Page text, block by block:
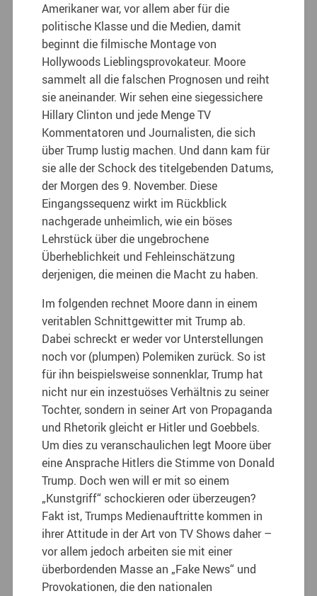
Amerikaner war, vor allem aber für die
politische Klasse und die Medien, damit
beginnt die filmische Montage von
Hollywoods Lieblingsprovokateur. Moore
sammelt all die falschen Prognosen und reiht
sie aneinander. Wir sehen eine siegessichere
Hillary Clinton und jede Menge TV
Kommentatoren und Journalisten, die sich
über Trump lustig machen. Und dann kam für
sie alle der Schock des titelgebenden Datums,
der Morgen des 9. November. Diese
Eingangssequenz wirkt im Rückblick
nachgerade unheimlich, wie ein böses
Lehrstück über die ungebrochene
Überheblichkeit und Fehleinschätzung
derjenigen, die meinen die Macht zu haben.
Im folgenden rechnet Moore dann in einem
veritablen Schnittgewitter mit Trump ab.
Dabei schreckt er weder vor Unterstellungen
noch vor (plumpen) Polemiken zurück. So ist
für ihn beispielsweise sonnenklar, Trump hat
nicht nur ein inzestuöses Verhältnis zu seiner
Tochter, sondern in seiner Art von Propaganda
und Rhetorik gleicht er Hitler und Goebbels.
Um dies zu veranschaulichen legt Moore über
eine Ansprache Hitlers die Stimme von Donald
Trump. Doch wen will er mit so einem
„Kunstgriff“ schockieren oder überzeugen?
Fakt ist, Trumps Medienauftritte kommen in
ihrer Attitude in der Art von TV Shows daher –
vor allem jedoch arbeiten sie mit einer
überbordenden Masse an „Fake News“ und
Provokationen, die den nationalen